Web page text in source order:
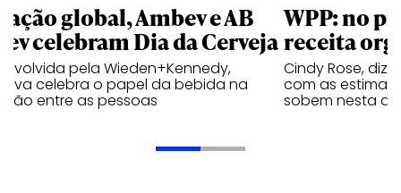
ação global, Ambev e AB
celebram Dia da Cerveja
pela Wieden+Kennedy,
celebra o papel da bebida na
entre as pessoas
WPP: no
receita
Cindy Rose, diz
com as
sobem nesta